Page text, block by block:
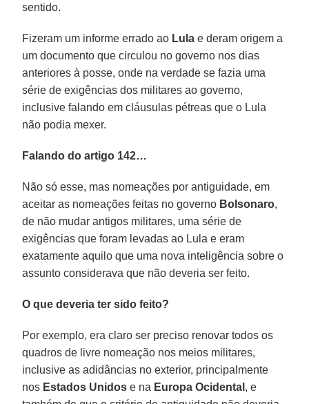
sentido.
Fizeram um informe errado ao Lula e deram origem a
um documento que circulou no governo nos dias
anteriores à posse, onde na verdade se fazia uma
série de exigências dos militares ao governo,
inclusive falando em cláusulas pétreas que o Lula
não podia mexer.
Falando do artigo 142…
Não só esse, mas nomeações por antiguidade, em
aceitar as nomeações feitas no governo Bolsonaro,
de não mudar antigos militares, uma série de
exigências que foram levadas ao Lula e eram
exatamente aquilo que uma nova inteligência sobre o
assunto considerava que não deveria ser feito.
O que deveria ter sido feito?
Por exemplo, era claro ser preciso renovar todos os
quadros de livre nomeação nos meios militares,
inclusive as adidâncias no exterior, principalmente
nos Estados Unidos e na Europa Ocidental , e